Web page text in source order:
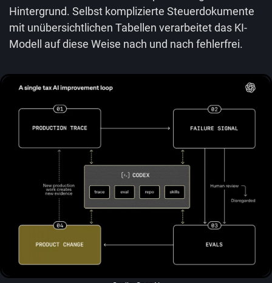
Hintergrund. Selbst komplizierte Steuerdokumente
mit unübersichtlichen Tabellen verarbeitet das KI-
Modell auf diese Weise nach und nach fehlerfrei.